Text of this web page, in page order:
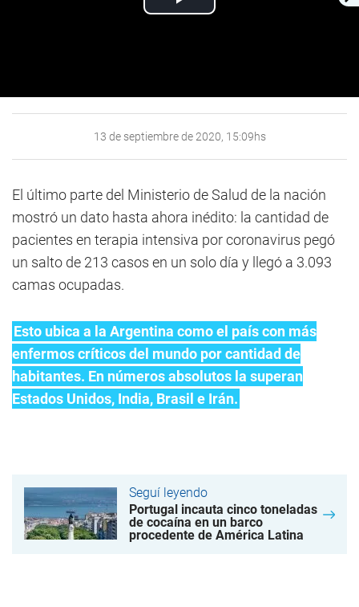
Play
13 de septiembre de 2020, 15:09hs
El último parte del Ministerio de Salud de la nación
mostró un dato hasta ahora inédito: la cantidad de
pacientes en terapia intensiva por coronavirus pegó
un salto de 213 casos en un solo día y llegó a 3.093
camas ocupadas.
Esto ubica a la Argentina como el país con más
enfermos críticos del mundo por cantidad de
habitantes. En números absolutos la superan
Estados Unidos, India, Brasil e Irán.
Seguí leyendo
Portugal incauta cinco toneladas
de cocaína en un barco
procedente de América Latina